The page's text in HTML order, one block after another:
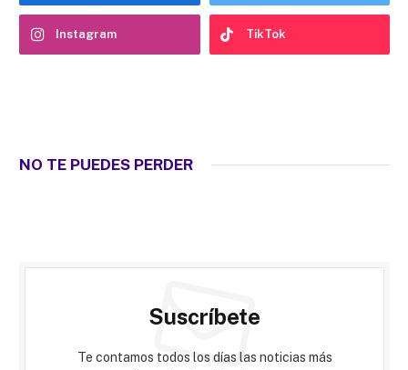
Instagram TikTok
NO TE PUEDES PERDER
Suscríbete
Te contamos todos los días las noticias más